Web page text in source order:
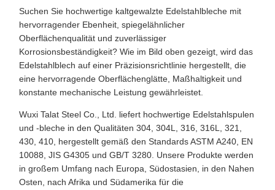
Suchen Sie hochwertige kaltgewalzte Edelstahlbleche mit
hervorragender Ebenheit, spiegelähnlicher
Oberflächenqualität und zuverlässiger
Korrosionsbeständigkeit? Wie im Bild oben gezeigt, wird das
Edelstahlblech auf einer Präzisionsrichtlinie hergestellt, die
eine hervorragende Oberflächenglätte, Maßhaltigkeit und
konstante mechanische Leistung gewährleistet.
Wuxi Talat Steel Co., Ltd. liefert hochwertige Edelstahlspulen
und -bleche in den Qualitäten 304, 304L, 316, 316L, 321,
430, 410, hergestellt gemäß den Standards ASTM A240, EN
10088, JIS G4305 und GB/T 3280. Unsere Produkte werden
in großem Umfang nach Europa, Südostasien, in den Nahen
Osten, nach Afrika und Südamerika für die